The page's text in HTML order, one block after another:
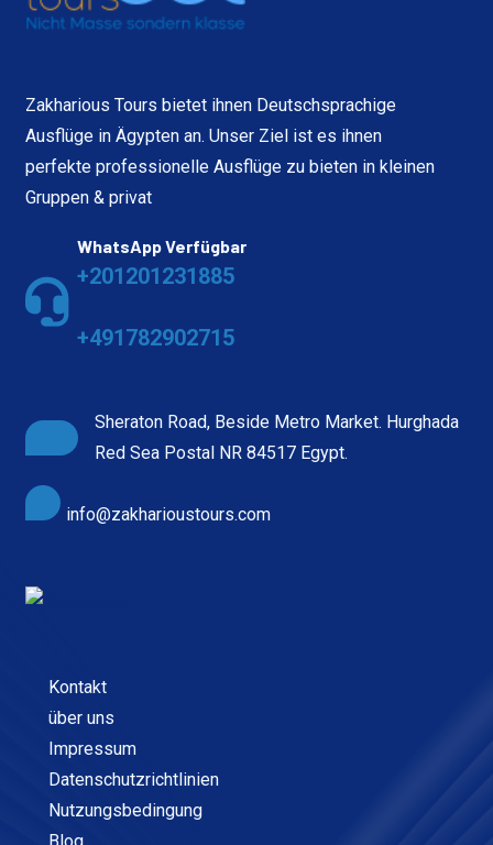
Zakharious Tours bietet ihnen Deutschsprachige
Ausflüge in Ägypten an. Unser Ziel ist es ihnen
perfekte professionelle Ausflüge zu bieten in kleinen
Gruppen & privat
WhatsApp Verfügbar
+201201231885
+491782902715
Sheraton Road, Beside Metro Market. Hurghada
Red Sea Postal NR 84517 Egypt.
info@zakharioustours.com
Kontakt
über uns
Impressum
Datenschutzrichtlinien
Nutzungsbedingung